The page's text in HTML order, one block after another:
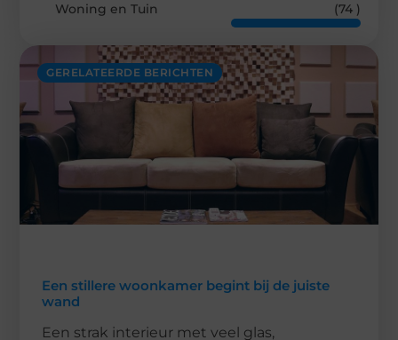
GERELATEERDE BERICHTEN
Een stillere woonkamer begint bij de juiste
wand
Een strak interieur met veel glas,
Woning en Tuin
(74 )